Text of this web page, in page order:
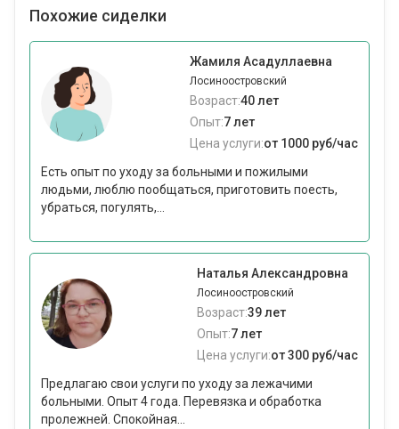
Похожие сиделки
Жамиля Асадуллаевна
Лосиноостровский
Возраст:40 лет
Опыт:7 лет
Цена услуги:от 1000 руб/час
Есть опыт по уходу за больными и пожилыми
людьми, люблю пообщаться, приготовить поесть,
убраться, погулять,...
Наталья Александровна
Лосиноостровский
Возраст:39 лет
Опыт:7 лет
Цена услуги:от 300 руб/час
Предлагаю свои услуги по уходу за лежачими
больными. Опыт 4 года. Перевязка и обработка
пролежней. Спокойная...